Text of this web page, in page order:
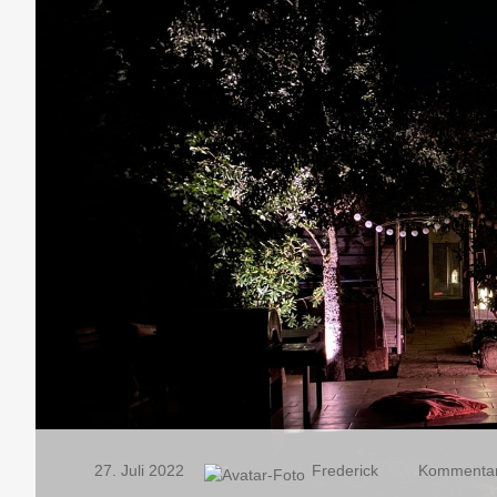
27. Juli 2022 Frederick